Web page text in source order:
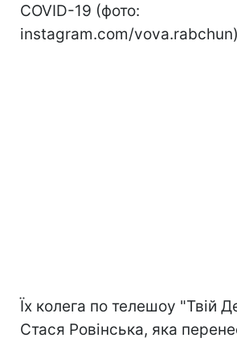
COVID-19 (фото:
instagram.com/vova.rabchun)
Їх колега по телешоу "Твій
Стася Ровінська, яка